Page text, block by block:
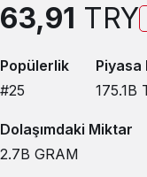
63,91 TRY
Popülerlik
#25
Piyasa
175.1B
Dolaşımdaki Miktar
2.7B GRAM